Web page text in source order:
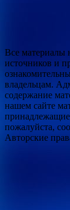
Все материалы
источников и
владельцам.
содержание
нашем сайте
пожалуйста,
Авторские